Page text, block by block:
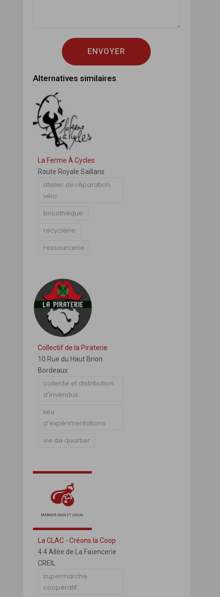
ENVOYER
Alternatives similaires
La Ferme À Cycles
Route Royale Saillans
atelier de réparation
vélo
bricothèque
recyclerie
ressourcerie
Collectif de la Piraterie
10 Rue du Haut Brion
Bordeaux
collecte et distribution
d'invendus
lieu
d'expérimentations
vie de quartier
La CLAC - Créons la Coop
4 4 Allée de La Faïencerie
CREIL
supermarché
coopératif